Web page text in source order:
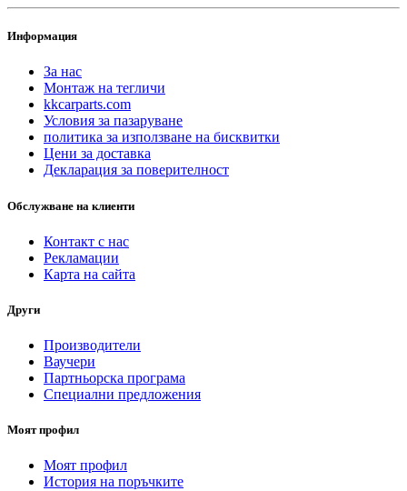
Информация
За нас
Монтаж на тегличи
kkcarparts.com
Условия за пазаруване
политика за използване на бисквитки
Цени за доставка
Декларация за поверителност
Обслужване на клиенти
Контакт с нас
Рекламации
Карта на сайта
Други
Производители
Ваучери
Партньорска програма
Специални предложения
Моят профил
Моят профил
История на поръчките